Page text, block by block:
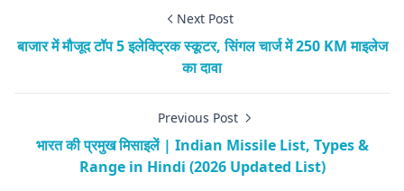
Next Post
बाजार में मौजूद टॉप 5 इलेक्ट्रिक स्कूटर, सिंगल चार्ज में 250 KM माइलेज
का दावा
Previous Post
भारत की प्रमुख मिसाइलें | Indian Missile List, Types &
Range in Hindi (2026 Updated List)